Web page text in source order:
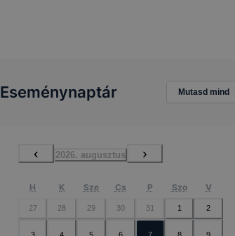
Eseménynaptár Mutasd mind
‹ 2026. augusztus ›
H K Sze Cs P Szo V
27 28 29 30 31 1 2
3 4 5 6 7 8 9